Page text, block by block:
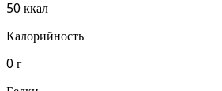
50 ккал
Калорийность
0 г